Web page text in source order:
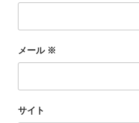
メール ※
サイト